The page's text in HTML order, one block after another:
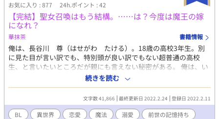
お気に入り : 877 24h.ポイント : 42
【完結】聖女召喚はもう結構。……は？今度は魔王の嫁
になれ？
華抹茶 書籍情報
俺は、長谷川 尊（はせがわ たける）。18歳の高校3年生。別
に見た目が言い訳でも、特別頭が良い訳でもない超普通の高校
生、と言いたいところだが親にも言えない秘密がある。 俺は、い
ろんな異世界で聖女召喚されまくっている。その理由は『魔王討
伐』。はいはい、今回も魔王討伐ですよね？…え？違う？は？な
んて？ 今回の召喚の理由は、魔王様のお嫁さんだった…。 ⚫︎R-18
です。エロが入るところは※印あります。 ⚫︎毎日8:00の1回更新で
す。
続きを読む
文字数 41,866 最終更新日 2022.2.24 登録日 2022.2.11
BL 異世界 恋愛 魔法 溺愛
前世の記憶持ち